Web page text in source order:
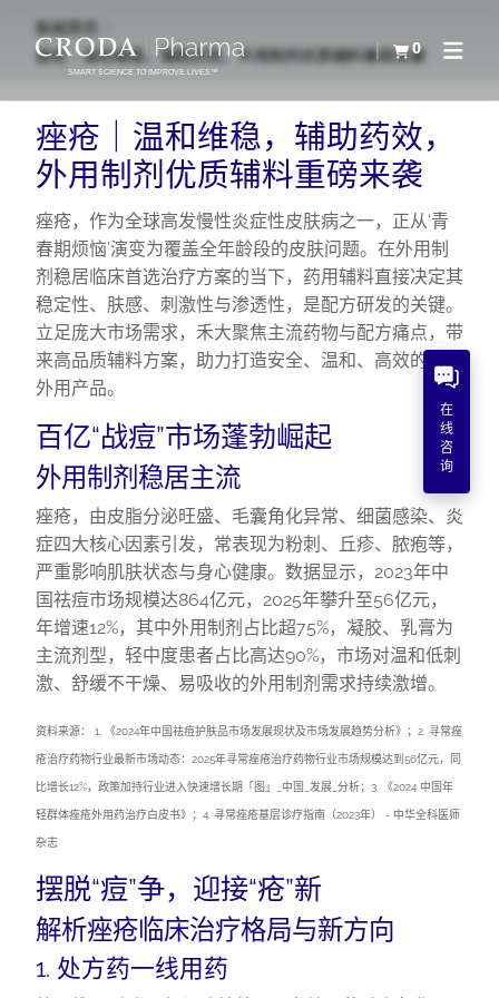
CONTENT
MENU
SMART SCIENCE TO IMPROVE LIVES™
0
查看购物车Open
新闻资讯
痤疮｜温和维稳，辅助药效，外用制剂优质辅料重磅来袭
痤疮｜温和维稳，辅助药效，
外用制剂优质辅料重磅来袭
痤疮，作为全球高发慢性炎症性皮肤病之一，正从‘青
春期烦恼’演变为覆盖全年龄段的皮肤问题。在外用制
剂稳居临床首选治疗方案的当下，药用辅料直接决定其
稳定性、肤感、刺激性与渗透性，是配方研发的关键。
立足庞大市场需求，禾大聚焦主流药物与配方痛点，带
来高品质辅料方案，助力打造安全、温和、高效的祛痘
外用产品。
百亿“战痘”市场蓬勃崛起
外用制剂稳居主流
痤疮，由皮脂分泌旺盛、毛囊角化异常、细菌感染、炎
症四大核心因素引发，常表现为粉刺、丘疹、脓疱等，
严重影响肌肤状态与身心健康。数据显示，2023年中
国祛痘市场规模达864亿元，2025年攀升至56亿元，
年增速12%，其中外用制剂占比超75%，凝胶、乳膏为
主流剂型，轻中度患者占比高达90%，市场对温和低刺
激、舒缓不干燥、易吸收的外用制剂需求持续激增。
资料来源： 1. 《2024年中国祛痘护肤品市场发展现状及市场发展趋势分析》；2. 寻常痤
疮治疗药物行业最新市场动态：2025年寻常痤疮治疗药物行业市场规模达到56亿元，同
比增长12%，政策加持行业进入快速增长期「图」_中国_发展_分析；3. 《2024 中国年
轻群体痤疮外用药治疗白皮书》；4. 寻常痤疮基层诊疗指南（2023年） - 中华全科医师
杂志
摆脱“痘”争，迎接“疮”新
解析痤疮临床治疗格局与新方向
1. 处方药一线用药
在
线
咨
询